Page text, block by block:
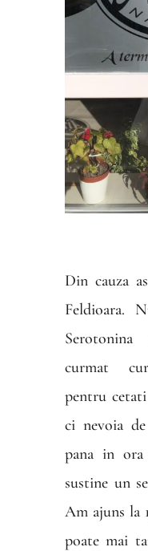
Din cauza
Feldioara.
curmat
pentru
ci nevoia
pana in
sustine un
Am ajuns la
poate mai